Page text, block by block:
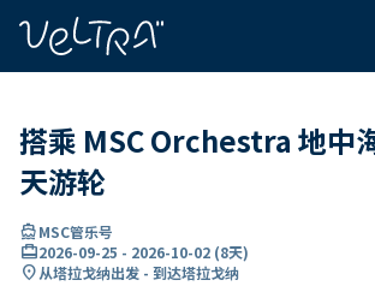
搭乘 MSC Orchestra 地中
天游轮
directions_boatMSC管乐号
card_travel2026-09-25 - 2026-10-02 (8天)
location_on从塔拉戈纳出发 - 到达塔拉戈纳